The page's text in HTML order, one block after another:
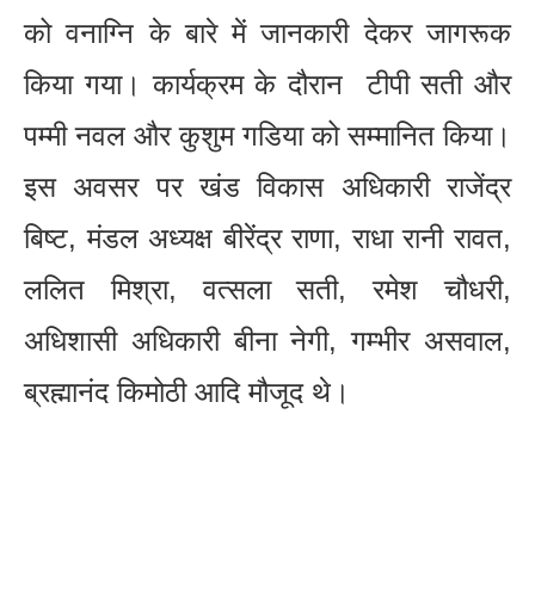
को वनाग्नि के बारे में जानकारी देकर जागरूक
किया गया। कार्यक्रम के दौरान टीपी सती और
पम्मी नवल और कुशुम गडिया को सम्मानित किया।
इस अवसर पर खंड विकास अधिकारी राजेंद्र
बिष्ट, मंडल अध्यक्ष बीरेंद्र राणा, राधा रानी रावत,
ललित मिश्रा, वत्सला सती, रमेश चौधरी,
अधिशासी अधिकारी बीना नेगी, गम्भीर असवाल,
ब्रह्मानंद किमोठी आदि मौजूद थे।